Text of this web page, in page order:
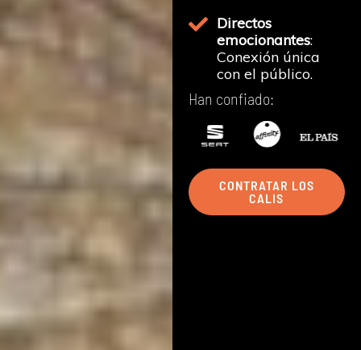
Directos
emocionantes:
Conexión única
con el público.
Han confiado:
CONTRATAR LOS
CALIS